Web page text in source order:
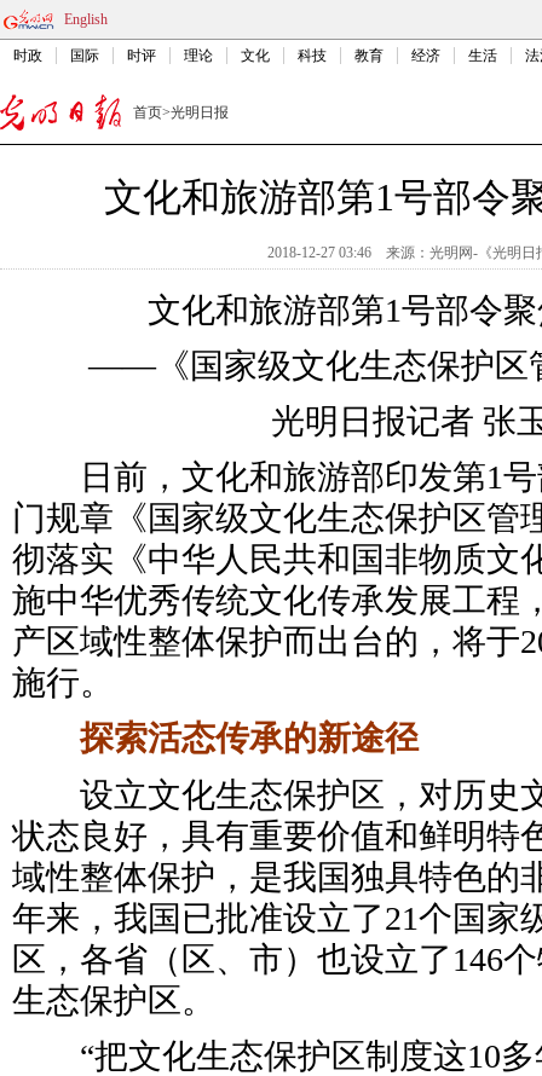
English
时政 国际 时评 理论 文化 科技 教育 经济 生活
首页>光明日报
文化和旅游部第1号部令
2018-12-27 03:46 来源： 光明网-《光明日
文化和旅游部第1号部令
——《国家级文化生态保护区
光明日报记者 张
日前，文化和旅游部印发第1号
门规章《国家级文化生态保护区管
彻落实《中华人民共和国非物质文
施中华优秀传统文化传承发展工程
产区域性整体保护而出台的，将于
施行。
探索活态传承的新途径
设立文化生态保护区，对历史
状态良好，具有重要价值和鲜明特
域性整体保护，是我国独具特色的
年来，我国已批准设立了21个国家
区，各省（区、市）也设立了146
生态保护区。
“把文化生态保护区制度这10多